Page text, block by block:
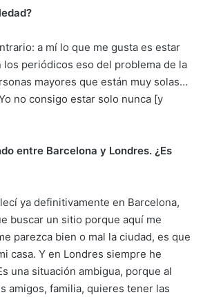
a mí lo que me gusta es estar
los periódicos eso del problema de la
mayores que están muy solas…
no consigo estar solo nunca [y
entre Barcelona y Londres. ¿Es
ya definitivamente en Barcelona,
buscar un sitio porque aquí me
parezca bien o mal la ciudad, es que
casa. Y en Londres siempre he
una situación ambigua, porque al
amigos, familia, quieres tener las